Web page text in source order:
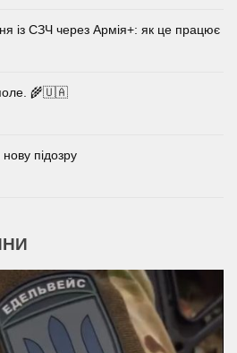
із СЗЧ через Армія+: як це працює
поле. 🌾🇺🇦
підозру